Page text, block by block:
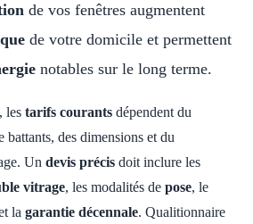
de vos fenêtres augmentent
de votre domicile et permettent
notables sur le long terme.
les tarifs courants dépendent du
battants, des dimensions et du
Un devis précis doit inclure les
vitrage, les modalités de pose, le
la garantie décennale. Qualitionnaire